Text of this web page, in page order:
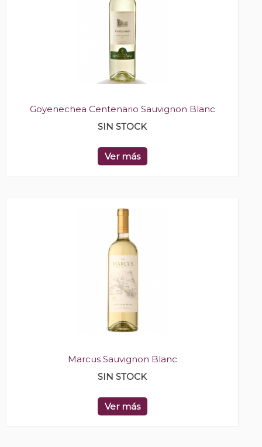
Goyenechea Centenario Sauvignon Blanc
SIN STOCK
Ver más
Marcus Sauvignon Blanc
SIN STOCK
Ver más